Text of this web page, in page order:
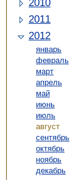
2010
2011
2012
январь
февраль
март
апрель
май
июнь
июль
август
сентябрь
октябрь
ноябрь
декабрь